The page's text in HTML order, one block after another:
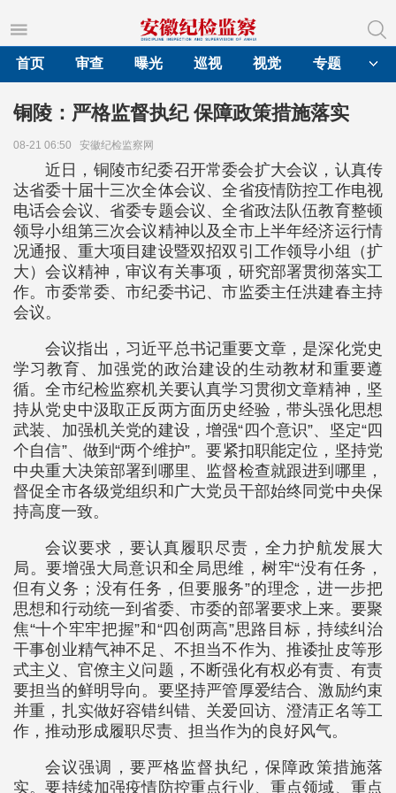
首页
审查 曝光 巡视 视觉 专题
铜陵：严格监督执纪 保障政策措施落实
08-21 06:50 安徽纪检监察网
近日，铜陵市纪委召开常委会扩大会议，认真传
达省委十届十三次全体会议、全省疫情防控工作电视
电话会会议、省委专题会议、全省政法队伍教育整顿
领导小组第三次会议精神以及全市上半年经济运行情
况通报、重大项目建设暨双招双引工作领导小组（扩
大）会议精神，审议有关事项，研究部署贯彻落实工
作。市委常委、市纪委书记、市监委主任洪建春主持
会议。
会议指出，习近平总书记重要文章，是深化党史
学习教育、加强党的政治建设的生动教材和重要遵
循。全市纪检监察机关要认真学习贯彻文章精神，坚
持从党史中汲取正反两方面历史经验，带头强化思想
武装、加强机关党的建设，增强“四个意识”、坚定“四
个自信”、做到“两个维护”。要紧扣职能定位，坚持党
中央重大决策部署到哪里、监督检查就跟进到哪里，
督促全市各级党组织和广大党员干部始终同党中央保
持高度一致。
会议要求，要认真履职尽责，全力护航发展大
局。要增强大局意识和全局思维，树牢“没有任务，
但有义务；没有任务，但要服务”的理念，进一步把
思想和行动统一到省委、市委的部署要求上来。要聚
焦“十个牢牢把握”和“四创两高”思路目标，持续纠治
干事创业精气神不足、不担当不作为、推诿扯皮等形
式主义、官僚主义问题，不断强化有权必有责、有责
要担当的鲜明导向。要坚持严管厚爱结合、激励约束
并重，扎实做好容错纠错、关爱回访、澄清正名等工
作，推动形成履职尽责、担当作为的良好风气。
会议强调，要严格监督执纪，保障政策措施落
实。要持续加强疫情防控重点行业、重点领域、重点